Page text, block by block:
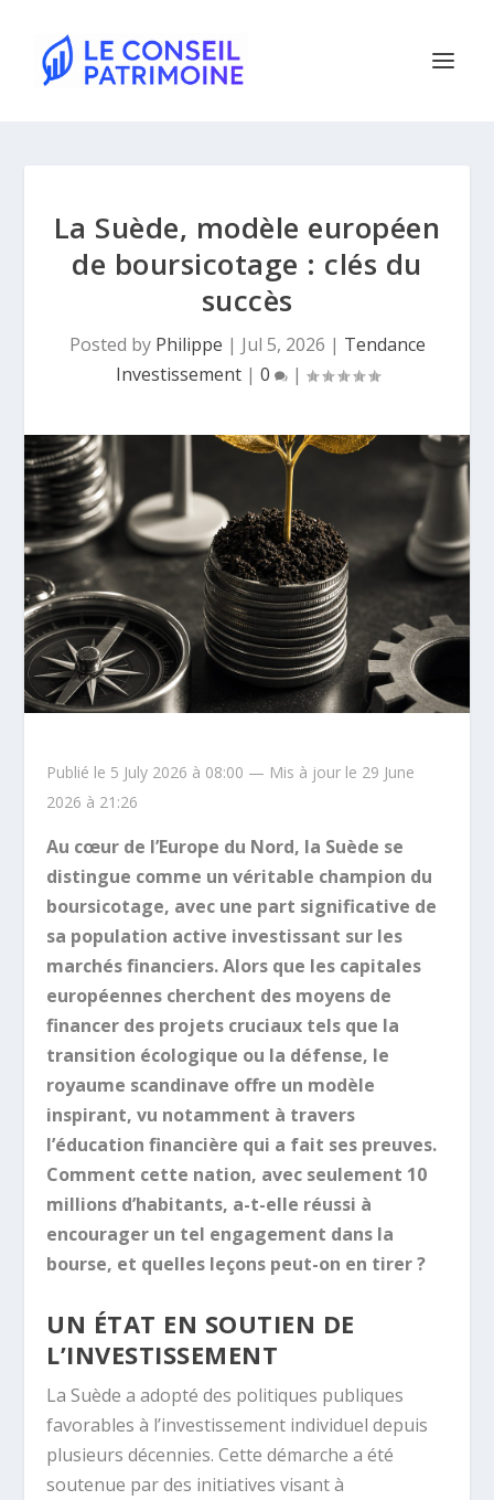
La Suède, modèle européen
de boursicotage : clés du
succès
Posted by Philippe | Jul 5, 2026 | Tendance
Investissement| 0 |
Publié le 5 July 2026 à 08:00 — Mis à jour le 29 June
2026 à 21:26
Au cœur de l’Europe du Nord, la Suède se
distingue comme un véritable champion du
boursicotage, avec une part significative de
sa population active investissant sur les
marchés financiers. Alors que les capitales
européennes cherchent des moyens de
financer des projets cruciaux tels que la
transition écologique ou la défense, le
royaume scandinave offre un modèle
inspirant, vu notamment à travers
l’éducation financière qui a fait ses preuves.
Comment cette nation, avec seulement 10
millions d’habitants, a-t-elle réussi à
encourager un tel engagement dans la
bourse, et quelles leçons peut-on en tirer ?
UN ÉTAT EN SOUTIEN DE
L’INVESTISSEMENT
La Suède a adopté des politiques publiques
favorables à l’investissement individuel depuis
plusieurs décennies. Cette démarche a été
soutenue par des initiatives visant à